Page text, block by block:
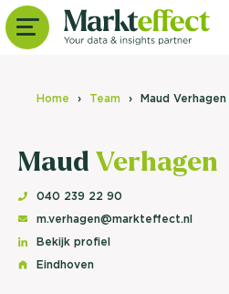
Home Team Maud Verhagen
Maud Verhagen
040 239 22 90
m.verhagen@markteffect.nl
Bekijk profiel
Eindhoven